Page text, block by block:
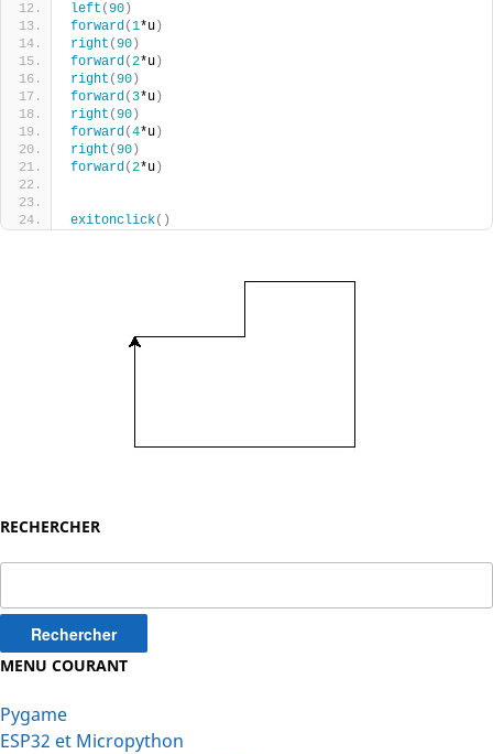
RECHERCHER
MENU COURANT
Pygame
ESP32 et Micropython
left (90 )
forward(1*u )
right (90 )
forward(2*u )
right (90 )
forward( 3*u )
right (90 )
forward(4*u )
right (90 )
forward(2*u )
exitonclick()